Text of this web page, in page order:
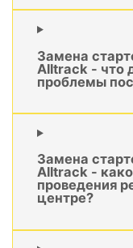
Замена
Alltrack - что
проблемы
Замена
Alltrack -
проведения
центре?